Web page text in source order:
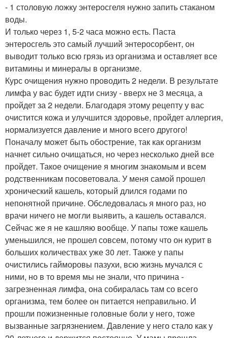
- 1 столовую ложку энтеросгеля нужно запить стаканом
воды.
И только через 1, 5-2 часа можно есть. Паста
энтеросгель это самый лучший энтеросорбент, он
выводит только всю грязь из организма и оставляет все
витамины и минералы в организме.
Курс очищения нужно проводить 2 недели. В результате
лимфа у вас будет идти снизу - вверх не 3 месяца, а
пройдет за 2 недели. Благодаря этому рецепту у вас
очистится кожа и улучшится здоровье, пройдет аллергия,
нормализуется давление и много всего другого!
Поначалу может быть обострение, так как организм
начнет сильно очищаться, но через несколько дней все
пройдет. Такое очищение я многим знакомым и всем
родственникам посоветовала. У меня самой прошел
хронический кашель, который длился годами по
непонятной причине. Обследовалась я много раз, но
врачи ничего не могли выявить, а кашель оставался.
Сейчас же я не кашляю вообще. У папы тоже кашель
уменьшился, не прошел совсем, потому что он курит в
больших количествах уже 30 лет. Также у папы
очистились гайморовы пазухи, всю жизнь мучался с
ними, но в то время мы не знали, что причина -
загрезненная лимфа, она собиралась там со всего
организма, тем более он питается неправильно. И
прошли пожизненные головные боли у него, тоже
вызванные загрязнением. Давление у него стало как у